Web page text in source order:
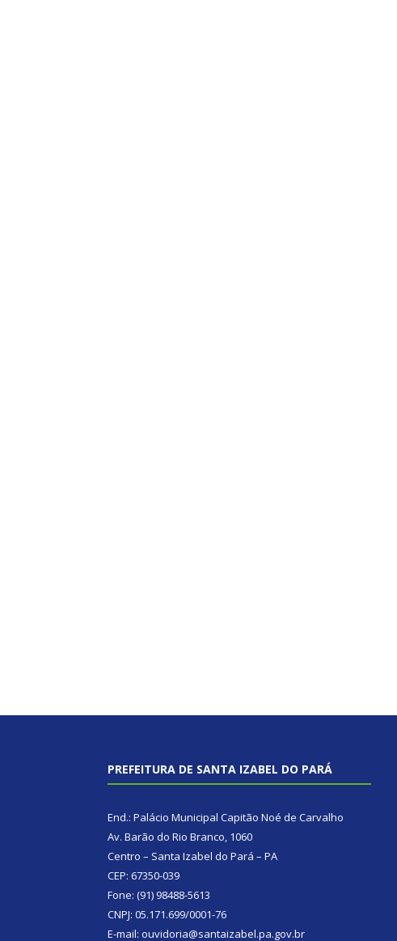
PREFEITURA DE SANTA IZABEL DO PARÁ
End.: Palácio Municipal Capitão Noé de Carvalho
Av. Barão do Rio Branco, 1060
Centro – Santa Izabel do Pará – PA
CEP: 67350-039
Fone: (91) 98488-5613
CNPJ: 05.171.699/0001-76
E-mail: ouvidoria@santaizabel.pa.gov.br